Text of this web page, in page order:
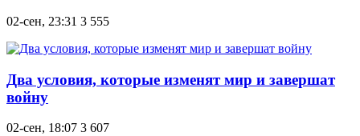
02-сен, 23:31 3 555
Два условия, которые изменят мир и завершат
войну
02-сен, 18:07 3 607